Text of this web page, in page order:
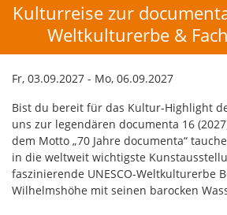
Kulturreise zur
Weltkulturerbe &
Fr, 03.09.2027 - Mo, 06.09.2027
Bist du bereit für das Kultur-Highlight
uns zur legendären documenta 16
dem Motto „70 Jahre documenta“
in die weltweit wichtigste
faszinierende UNESCO-Weltkulturerbe
Wilhelmshöhe mit seinen barocken